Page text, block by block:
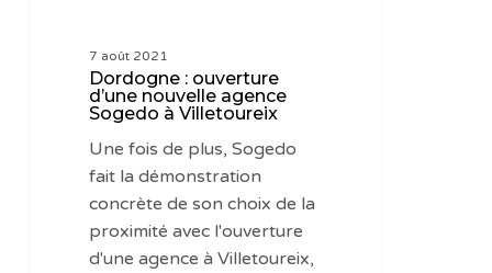
7 août 2021
Dordogne : ouverture
d’une nouvelle agence
Sogedo à Villetoureix
Une fois de plus, Sogedo
fait la démonstration
concrète de son choix de la
proximité avec l'ouverture
d'une agence à Villetoureix,